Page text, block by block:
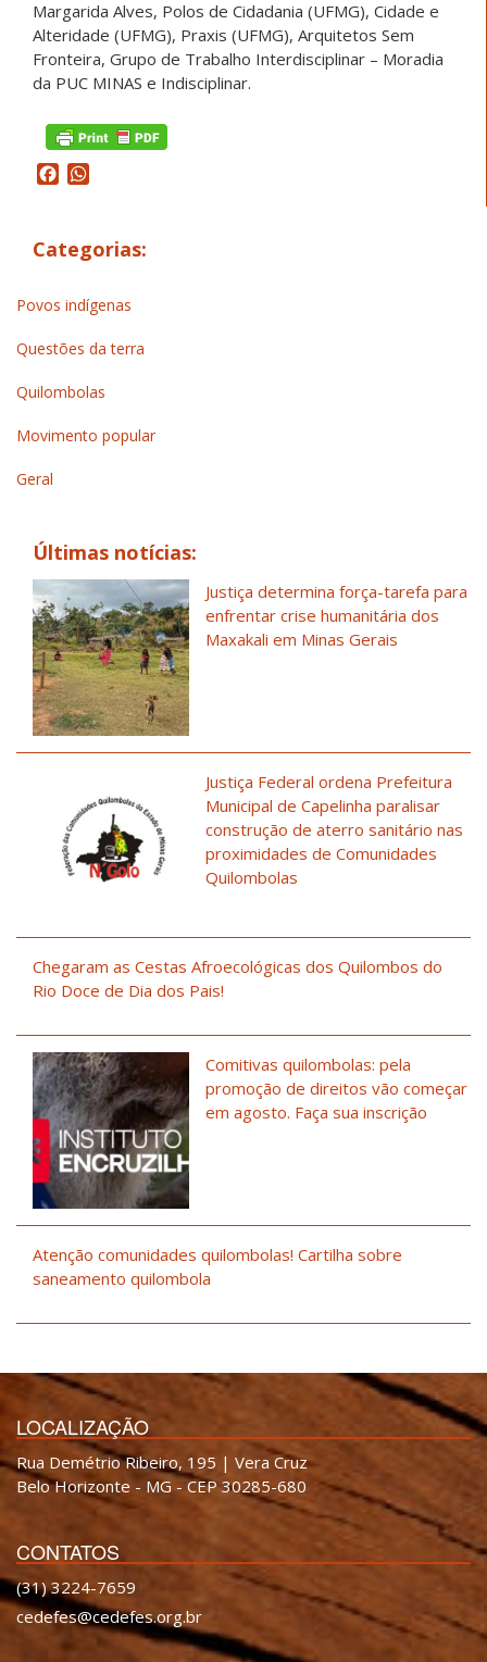
Margarida Alves, Polos de Cidadania (UFMG), Cidade e
Alteridade (UFMG), Praxis (UFMG), Arquitetos Sem
Fronteira, Grupo de Trabalho Interdisciplinar – Moradia
da PUC MINAS e Indisciplinar.
Facebook
Categorias:
Povos indígenas
Questões da terra
Quilombolas
Movimento popular
Geral
Últimas notícias:
Justiça determina força-tarefa para
enfrentar crise humanitária dos
Maxakali em Minas Gerais
Justiça Federal ordena Prefeitura
Municipal de Capelinha paralisar
construção de aterro sanitário nas
proximidades de Comunidades
Quilombolas
Chegaram as Cestas Afroecológicas dos Quilombos do
Rio Doce de Dia dos Pais!
Comitivas quilombolas: pela
promoção de direitos vão começar
em agosto. Faça sua inscrição
Atenção comunidades quilombolas! Cartilha sobre
saneamento quilombola
LOCALIZAÇÃO
Rua Demétrio Ribeiro, 195 | Vera Cruz
Belo Horizonte - MG - CEP 30285-680
CONTATOS
(31) 3224-7659
cedefes@cedefes.org.br